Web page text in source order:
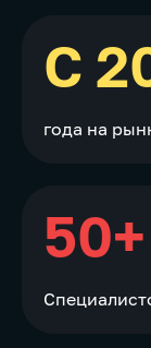
С
года на
50+